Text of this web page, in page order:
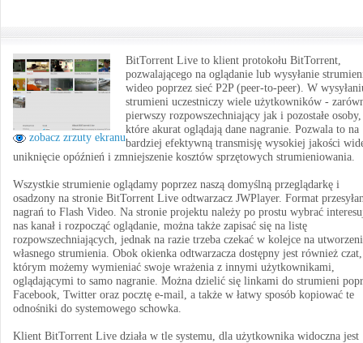
zobacz zrzuty ekranu
BitTorrent Live to klient protokołu BitTorrent,
pozwalającego na oglądanie lub wysyłanie
wideo poprzez sieć P2P (peer-to-peer). W
strumieni uczestniczy wiele użytkowników -
pierwszy rozpowszechniający jak i pozostałe osoby,
które akurat oglądają dane nagranie. Pozwala to na
bardziej efektywną transmisję wysokiej jakości
uniknięcie opóźnień i zmniejszenie kosztów sprzętowych strumieniowania.
Wszystkie strumienie oglądamy poprzez naszą domyślną przeglądarkę i
osadzony na stronie BitTorrent Live odtwarzacz JWPlayer. Format
nagrań to Flash Video. Na stronie projektu należy po prostu wybrać
nas kanał i rozpocząć oglądanie, można także zapisać się na listę
rozpowszechniających, jednak na razie trzeba czekać w kolejce na
własnego strumienia. Obok okienka odtwarzacza dostępny jest również
którym możemy wymieniać swoje wrażenia z innymi użytkownikami,
oglądającymi to samo nagranie. Można dzielić się linkami do strumieni
Facebook, Twitter oraz pocztę e-mail, a także w łatwy sposób kopiować te
odnośniki do systemowego schowka.
Klient BitTorrent Live działa w tle systemu, dla użytkownika widoczna jest